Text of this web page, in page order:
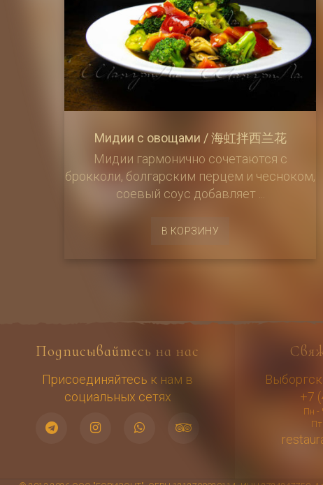
Мидии с овощами / 海虹拌西兰花
Мидии гармонично сочетаются с
брокколи, болгарским перцем и чесноком,
соевый соус добавляет ...
В КОРЗИНУ
Подписывайтесь на нас
Присоединяйтесь к нам в
социальных сетях
+7
Пн -